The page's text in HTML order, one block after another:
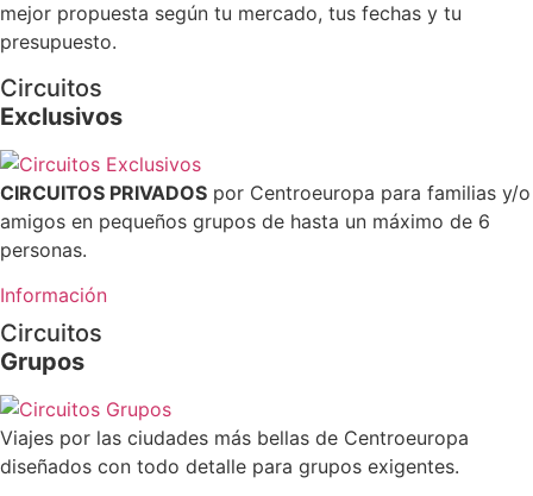
mejor propuesta según tu mercado, tus fechas y tu
presupuesto.
Circuitos
Exclusivos
CIRCUITOS PRIVADOS por Centroeuropa para familias y/o
amigos en pequeños grupos de hasta un máximo de 6
personas.
Información
Circuitos
Grupos
Viajes por las ciudades más bellas de Centroeuropa
diseñados con todo detalle para grupos exigentes.